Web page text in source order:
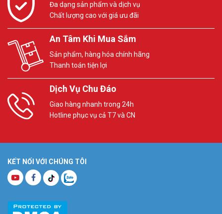
Đa dạng sản phẩm và dịch vụ
Chất lượng cao với giá ưu đãi
An Tâm Khi Mua Sắm
Sản phẩm, hàng hóa chính hãng
Thanh toán tiện lợi
Dịch Vụ Chu Đáo
Giao hàng nhanh trong 24h
Hotline phục vụ cả T7 và CN
KẾT NỐI VỚI CHÚNG TÔI